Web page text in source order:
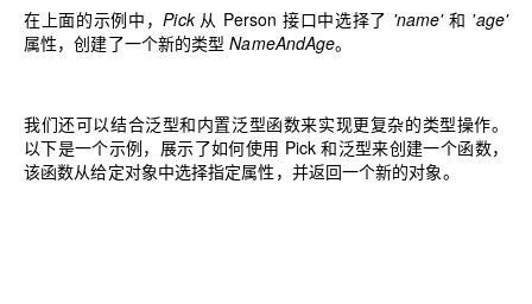
在上面的示例中 ，Pick 从 Person 接口中选择了 'name'和 'age'
属性，创建了一个新的类型NameAndAge。
我们还可以结合泛型和内置泛型函数来实现更复杂的类型操作。
以下是一个示例，展示了如何使用 Pick 和泛型来创建一个函数，
该函数从给定对象中选择指定属性，并返回一个新的对象。